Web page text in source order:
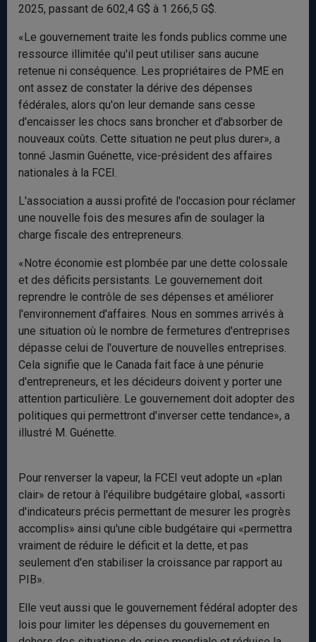
2025, passant de 602,4 G$ à 1 266,5 G$.
«Le gouvernement traite les fonds publics comme une
ressource illimitée qu'il peut utiliser sans aucune
retenue ni conséquence. Les propriétaires de PME en
ont assez de constater la dérive des dépenses
fédérales, alors qu'on leur demande sans cesse
d'encaisser les chocs sans broncher et d'absorber de
nouveaux coûts. Cette situation ne peut plus durer», a
tonné Jasmin Guénette, vice-président des affaires
nationales à la FCEI.
L'association a aussi profité de l'occasion pour réclamer
une nouvelle fois des mesures afin de soulager la
charge fiscale des entrepreneurs.
«Notre économie est plombée par une dette colossale
et des déficits persistants. Le gouvernement doit
reprendre le contrôle de ses dépenses et améliorer
l'environnement d'affaires. Nous en sommes arrivés à
une situation où le nombre de fermetures d'entreprises
dépasse celui de l'ouverture de nouvelles entreprises.
Cela signifie que le Canada fait face à une pénurie
d'entrepreneurs, et les décideurs doivent y porter une
attention particulière. Le gouvernement doit adopter des
politiques qui permettront d'inverser cette tendance», a
illustré M. Guénette.
Pour renverser la vapeur, la FCEI veut adopte un «plan
clair» de retour à l'équilibre budgétaire global, «assorti
d'indicateurs précis permettant de mesurer les progrès
accomplis» ainsi qu'une cible budgétaire qui «permettra
vraiment de réduire le déficit et la dette, et pas
seulement d'en stabiliser la croissance par rapport au
PIB».
Elle veut aussi que le gouvernement fédéral adopter des
lois pour limiter les dépenses du gouvernement en